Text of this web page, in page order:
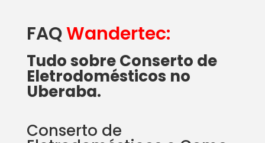
FAQWandertec:
Tudo sobre Conserto de
Eletrodomésticos no
Uberaba.
Conserto de